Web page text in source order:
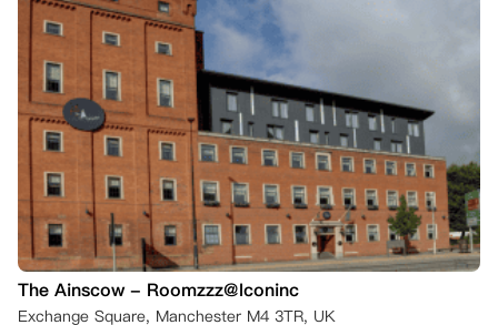
The Ainscow - Roomzzz@Iconinc
Exchange Square, Manchester M4 3TR, UK